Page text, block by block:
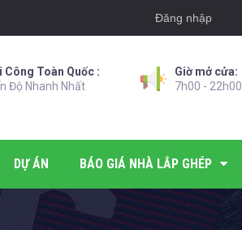
Đăng nhập
Công Toàn Quốc :
Độ Nhanh Nhất
Giờ mở cửa:
7h00 - 22h00
DỰ ÁN BÁO GIÁ NHÀ LẮP GHÉP